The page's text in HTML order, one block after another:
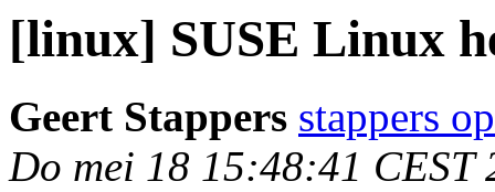
[linux] SUSE Linux
Geert Stappers stappers
Do mei 18 15:48:41 CEST